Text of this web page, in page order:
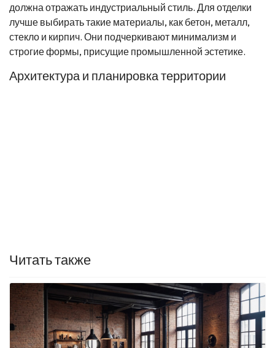
должна отражать индустриальный стиль. Для отделки
лучше выбирать такие материалы, как бетон, металл,
стекло и кирпич. Они подчеркивают минимализм и
строгие формы, присущие промышленной эстетике.
Архитектура и планировка территории
Читать также